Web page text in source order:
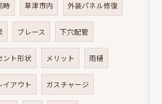
時 草津市内 外装パネル修復
ブレース 下穴配管
ント形状 メリット 雨樋
イアウト ガスチャージ